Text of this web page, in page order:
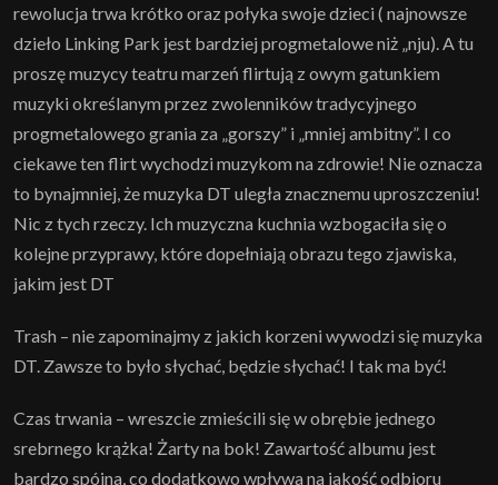
rewolucja trwa krótko oraz połyka swoje dzieci ( najnowsze
dzieło Linking Park jest bardziej progmetalowe niż „nju). A tu
proszę muzycy teatru marzeń flirtują z owym gatunkiem
muzyki określanym przez zwolenników tradycyjnego
progmetalowego grania za „gorszy” i „mniej ambitny”. I co
ciekawe ten flirt wychodzi muzykom na zdrowie! Nie oznacza
to bynajmniej, że muzyka DT uległa znacznemu uproszczeniu!
Nic z tych rzeczy. Ich muzyczna kuchnia wzbogaciła się o
kolejne przyprawy, które dopełniają obrazu tego zjawiska,
jakim jest DT
Trash – nie zapominajmy z jakich korzeni wywodzi się muzyka
DT. Zawsze to było słychać, będzie słychać! I tak ma być!
Czas trwania – wreszcie zmieścili się w obrębie jednego
srebrnego krążka! Żarty na bok! Zawartość albumu jest
bardzo spójna, co dodatkowo wpływa na jakość odbioru